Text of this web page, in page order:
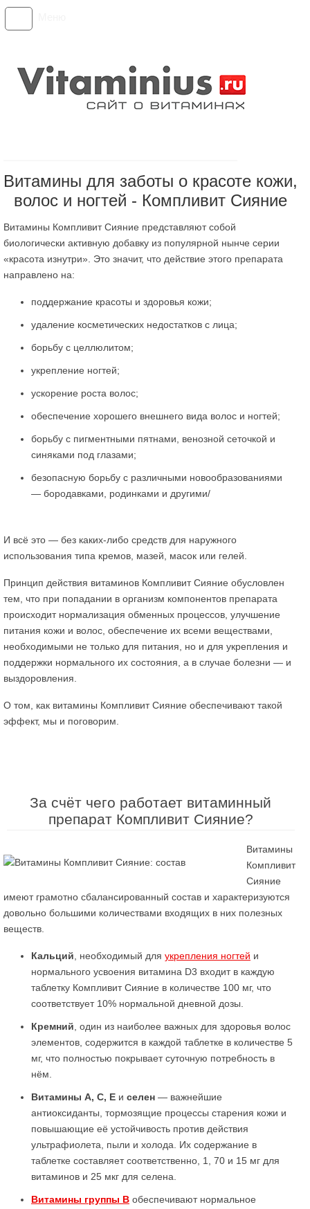
Витамины для заботы о красоте кожи,
волос и ногтей - Компливит Сияние
Витамины Компливит Сияние представляют собой
биологически активную добавку из популярной нынче серии
«красота изнутри». Это значит, что действие этого препарата
направлено на:
поддержание красоты и здоровья кожи;
удаление косметических недостатков с лица;
борьбу с целлюлитом;
укрепление ногтей;
ускорение роста волос;
обеспечение хорошего внешнего вида волос и ногтей;
борьбу с пигментными пятнами, венозной сеточкой и
синяками под глазами;
безопасную борьбу с различными новообразованиями
— бородавками, родинками и другими/
И всё это — без каких-либо средств для наружного
использования типа кремов, мазей, масок или гелей.
Принцип действия витаминов Компливит Сияние обусловлен
тем, что при попадании в организм компонентов препарата
происходит нормализация обменных процессов, улучшение
питания кожи и волос, обеспечение их всеми веществами,
необходимыми не только для питания, но и для укрепления и
поддержки нормального их состояния, а в случае болезни — и
выздоровления.
О том, как витамины Компливит Сияние обеспечивают такой
эффект, мы и поговорим.
За счёт чего работает витаминный
препарат Компливит Сияние?
Витамины
Компливит
Сияние
имеют грамотно сбалансированный состав и характеризуются
довольно большими количествами входящих в них полезных
веществ.
Кальций , необходимый для укрепления ногтей и
нормального усвоения витамина D3 входит в каждую
таблетку Компливит Сияние в количестве 100 мг, что
соответствует 10% нормальной дневной дозы.
Кремний , один из наиболее важных для здоровья волос
элементов, содержится в каждой таблетке в количестве 5
мг, что полностью покрывает суточную потребность в
нём.
Витамины А, С, Е и селен — важнейшие
антиоксиданты, тормозящие процессы старения кожи и
повышающие её устойчивость против действия
ультрафиолета, пыли и холода. Их содержание в
таблетке составляет соответственно, 1, 70 и 15 мг для
витаминов и 25 мкг для селена.
Витамины группы В обеспечивают нормальное